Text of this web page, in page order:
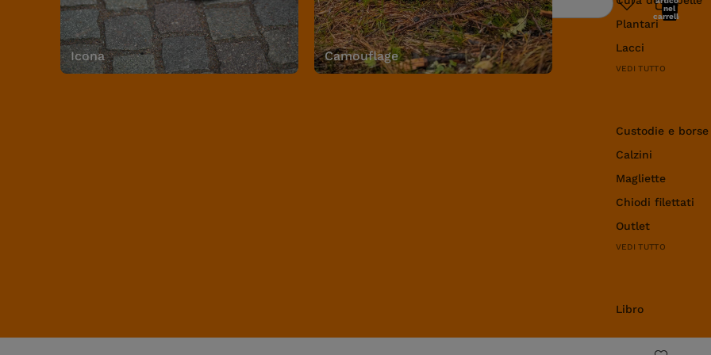
Icona Camouflage
Plantari
Lacci
VEDI TUTTO
Custodie e
Calzini
Magliette
Chiodi filettati
Outlet
VEDI TUTTO
Libro
Ricerca
nel
carrello: